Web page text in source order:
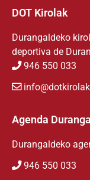
DOT Kirolak
Durangaldeko
deportiva de
946 550 033
Agenda
Durangaldeko
946 550 033